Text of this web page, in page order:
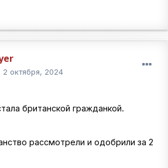
2 октября, 2024
британской гражданкой.
рассмотрели и одобрили за 2